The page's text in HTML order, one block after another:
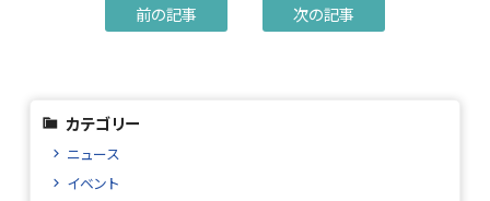
前の記事 次の記事
カテゴリー
ニュース
イベント